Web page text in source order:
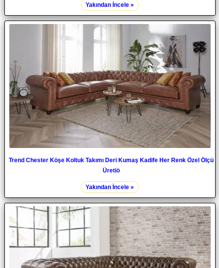
Yakından İncele »
Trend Chester Köşe Koltuk Takımı Deri Kumaş Kadife Her Renk Özel Ölçü
Üretiö
Yakından İncele »